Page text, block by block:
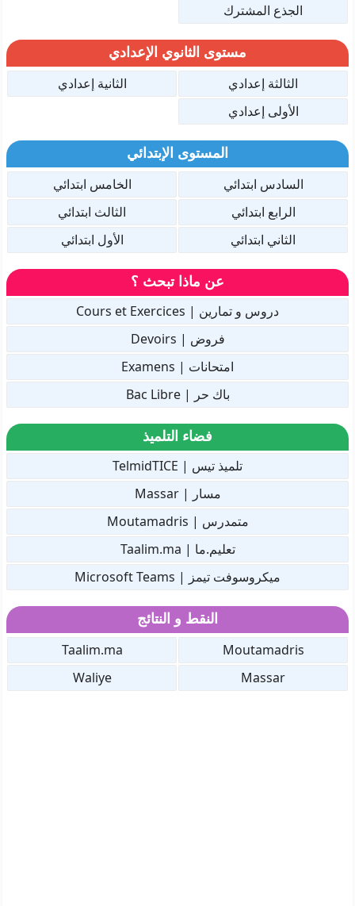
الجذع المشترك
مستوى الثانوي الإعدادي
الثالثة إعدادي
الثانية إعدادي
الأولى إعدادي
المستوى الإبتدائي
السادس ابتدائي
الخامس ابتدائي
الرابع ابتدائي
الثالث ابتدائي
الثاني ابتدائي
الأول ابتدائي
عن ماذا تبحث ؟
دروس و تمارين | Cours et Exercices
فروض | Devoirs
امتحانات | Examens
باك حر | Bac Libre
فضاء التلميذ
تلميذ تيس | TelmidTICE
مسار | Massar
متمدرس | Moutamadris
تعليم.ما | Taalim.ma
ميكروسوفت تيمز | Microsoft Teams
النقط و النتائج
Moutamadris
Taalim.ma
Massar
Waliye